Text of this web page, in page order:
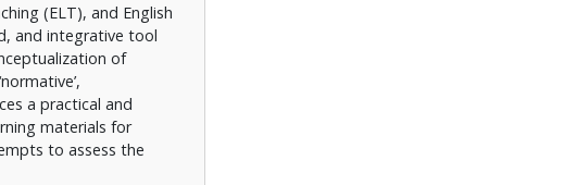
(ELT), and English
and integrative tool
of
a practical and
materials for
to assess the